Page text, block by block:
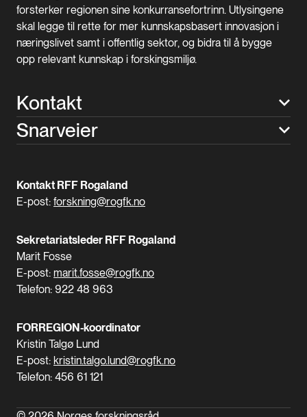
forsterker regionen sine konkurransefortrinn. Utlysingene
skal legge til rette for mer kunnskapsbasert innovasjon i
næringslivet samt i offentlig sektor, og bidra til å bygge
opp relevant kunnskap i forskingsmiljø.
Kontakt
Snarveier
Kontakt RFF Rogaland
E-post: forskning@rogfk.no
Sekretariatsleder RFF Rogaland
Marit Fosse
E-post: marit.fosse@rogfk.no
Telefon: 922 48 963
FORREGION-koordinator
Kristin Talgø Lund
E-post: kristin.talgo.lund@rogfk.no
Telefon: 456 61 121